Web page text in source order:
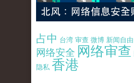
占中 台湾 审查 微博 新闻自由
网络安全 网络审查
隐私 香港